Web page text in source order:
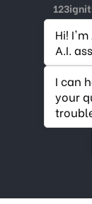
2808
Rufen
E-Mail
Hi!
A.I.
I can
your